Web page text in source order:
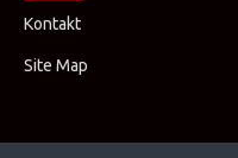
Kontakt
Site Map